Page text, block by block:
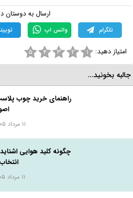
ارسال به دوستان در
تلگرام واتس اپ توییتر
امتیاز دهید: ۱ ۲ ۳ ۴ ۵
بخونید...
راهنمای خرید چوب
چگونه کلید هوایی